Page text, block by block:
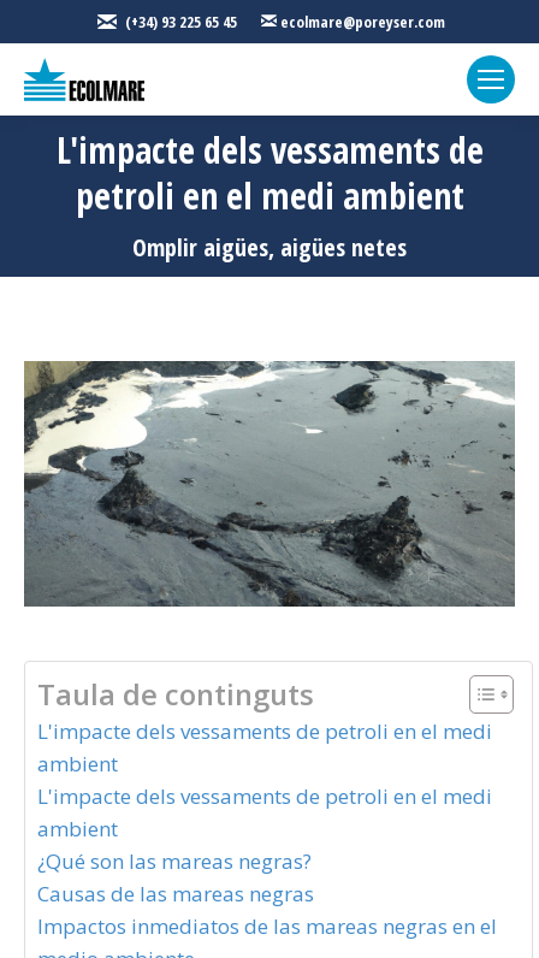
(+34) 93 225 65 45 ecolmare@poreyser.com
L'impacte dels vessaments de
petroli en el medi ambient
Omplir aigües, aigües netes
Sou aquí:
Taula de continguts
L'impacte dels vessaments de petroli en el medi
ambient
L'impacte dels vessaments de petroli en el medi
ambient
¿Qué son las mareas negras?
Causas de las mareas negras
Impactos inmediatos de las mareas negras en el